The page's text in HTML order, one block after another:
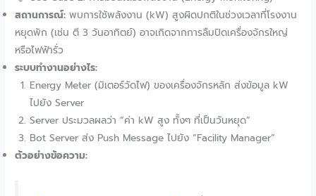
สถานการณ์: พบการใช้พลังงาน (kW) สูงผิดปกติในช่วงเวลาที่โรงงาน
หยุดพัก (เช่น ตี 3 วันอาทิตย์) อาจเกิดจากการลืมปิดเครื่องจักรใหญ่
หรือไฟฟ้ารั่ว
ระบบทำงานอย่างไร:
Energy Meter (มิเตอร์วัดไฟ) ของเครื่องจักรหลัก ส่งข้อมูล kW
ไปยัง Server
Server ประมวลผลว่า “ค่า kW สูง ทั้งๆ ที่เป็นวันหยุด”
Bot Server ส่ง Push Message ไปยัง “Facility Manager”
ตัวอย่างข้อความ: